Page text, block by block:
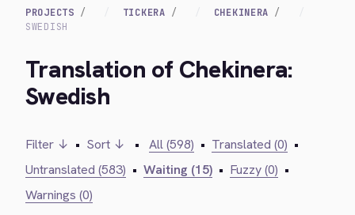
PROJECTS TICKERA
CHEKINERA
SWEDISH
Translation of Chekinera:
Swedish
Filter ↓ • Sort ↓ • All (598) • Translated (0) •
Untranslated (583) • Waiting (15) • Fuzzy (0) •
Warnings (0)